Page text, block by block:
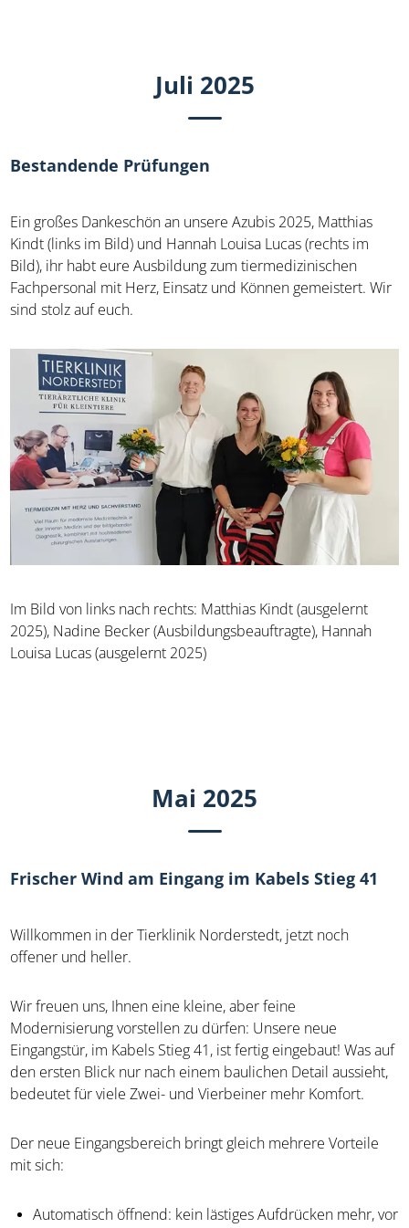
Juli 2025
Bestandende Prüfungen
Ein großes Dankeschön an unsere Azubis 2025, Matthias
Kindt (links im Bild) und Hannah Louisa Lucas (rechts im
Bild), ihr habt eure Ausbildung zum tiermedizinischen
Fachpersonal mit Herz, Einsatz und Können gemeistert. Wir
sind stolz auf euch.
Im Bild von links nach rechts: Matthias Kindt (ausgelernt
2025), Nadine Becker (Ausbildungsbeauftragte), Hannah
Louisa Lucas (ausgelernt 2025)
Mai 2025
Frischer Wind am Eingang im Kabels Stieg 41
Willkommen in der Tierklinik Norderstedt, jetzt noch
offener und heller.
Wir freuen uns, Ihnen eine kleine, aber feine
Modernisierung vorstellen zu dürfen: Unsere neue
Eingangstür, im Kabels Stieg 41, ist fertig eingebaut! Was auf
den ersten Blick nur nach einem baulichen Detail aussieht,
bedeutet für viele Zwei- und Vierbeiner mehr Komfort.
Der neue Eingangsbereich bringt gleich mehrere Vorteile
mit sich:
Automatisch öffnend: kein lästiges Aufdrücken mehr, vor